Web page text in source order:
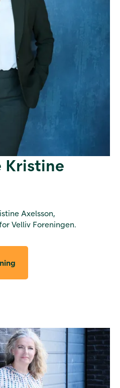
Kristine
Axelsson,
Velliv Foreningen.